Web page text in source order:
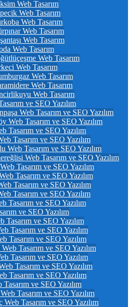
Web Tasarım
Web Tasarım
Web Tasarım
Web Tasarım
Web Tasarım
Web Tasarım
Web Tasarım
Web Tasarım
Web Tasarım
Web Tasarım
Web Tasarım
ve SEO Yazılım
Web Tasarım ve SEO Yazılım
Web Tasarım ve SEO Yazılım
Tasarım ve SEO Yazılım
Tasarım ve SEO Yazılım
Web Tasarım ve SEO Yazılım
Web Tasarım ve SEO Yazılım
Tasarım ve SEO Yazılım
Tasarım ve SEO Yazılım
Tasarım ve SEO Yazılım
Tasarım ve SEO Yazılım
Tasarım ve SEO Yazılım
ve SEO Yazılım
Tasarım ve SEO Yazılım
Tasarım ve SEO Yazılım
Tasarım ve SEO Yazılım
Tasarım ve SEO Yazılım
Tasarım ve SEO Yazılım
Tasarım ve SEO Yazılım
Tasarım ve SEO Yazılım
ve SEO Yazılım
Tasarım ve SEO Yazılım
Web Tasarım ve SEO Yazılım